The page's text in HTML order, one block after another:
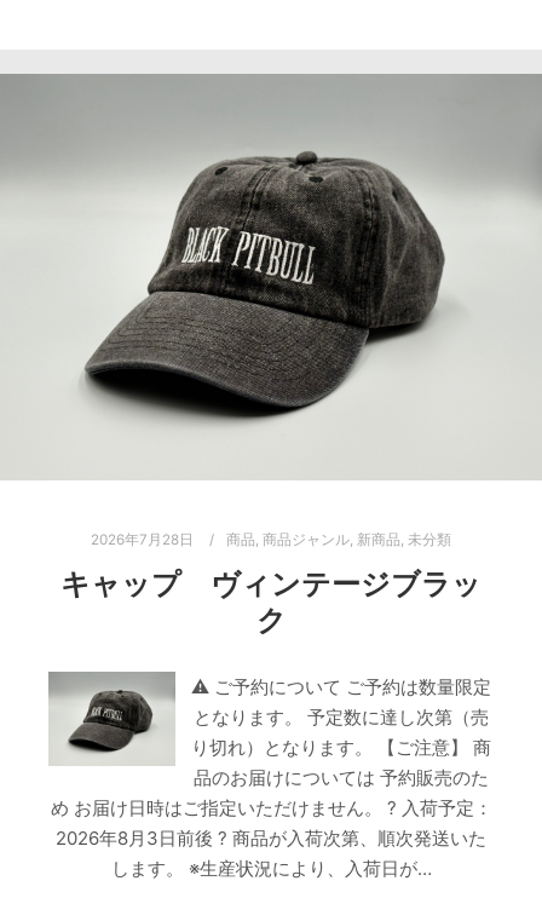
2026年7月28日 商品, 商品ジャンル, 新商品, 未分類
キャップ ヴィンテージブラッ
ク
⚠ ご予約について ご予約は数量限定
となります。 予定数に達し次第（売
り切れ）となります。 【ご注意】 商
品のお届けについては 予約販売のた
め お届け日時はご指定いただけません。 ? 入荷予定：
2026年8月3日前後 ? 商品が入荷次第、順次発送いた
します。 ※生産状況により、入荷日が…